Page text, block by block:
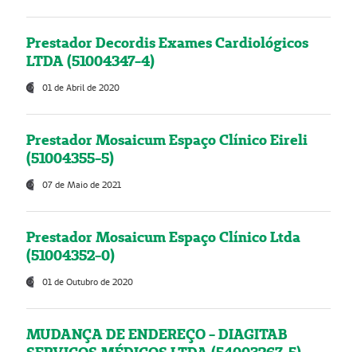
Prestador Decordis Exames Cardiológicos
LTDA (51004347-4)
01 de Abril de 2020
Prestador Mosaicum Espaço Clínico Eireli
(51004355-5)
07 de Maio de 2021
Prestador Mosaicum Espaço Clínico Ltda
(51004352-0)
01 de Outubro de 2020
MUDANÇA DE ENDEREÇO - DIAGITAB